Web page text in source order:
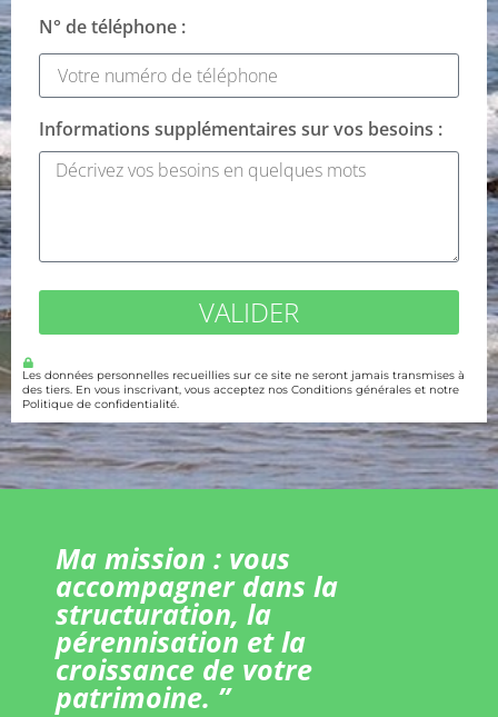
N° de téléphone :
Informations supplémentaires sur vos besoins :
VALIDER
Les données personnelles recueillies sur ce site ne seront jamais transmises à
des tiers. En vous inscrivant, vous acceptez nos Conditions générales et notre
Politique de confidentialité.
Ma mission : vous
accompagner dans la
structuration, la
pérennisation et la
croissance de votre
patrimoine. ”